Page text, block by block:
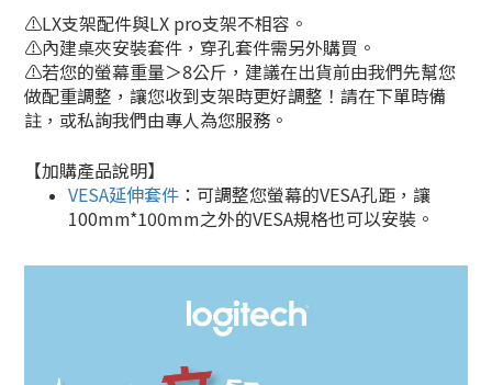
⚠️LX支架配件與LX pro支架不相容。
⚠️內建桌夾安裝套件，穿孔套件需另外購買。
⚠️若您的螢幕重量＞8公斤，建議在出貨前由我們先幫您
做配重調整，讓您收到支架時更好調整！請在下單時備
註，或私詢我們由專人為您服務。
【加購產品說明】
VESA延伸套件 ：可調整您螢幕的VESA孔距，讓
100mm*100mm之外的VESA規格也可以安裝。